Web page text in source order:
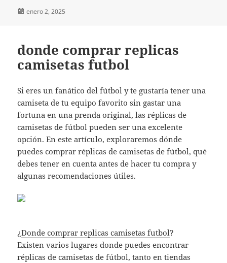
Publicado
enero 2, 2025
donde comprar replicas
camisetas futbol
Si eres un fanático del fútbol y te gustaría tener una
camiseta de tu equipo favorito sin gastar una
fortuna en una prenda original, las réplicas de
camisetas de fútbol pueden ser una excelente
opción. En este artículo, exploraremos dónde
puedes comprar réplicas de camisetas de fútbol, qué
debes tener en cuenta antes de hacer tu compra y
algunas recomendaciones útiles.
¿Donde comprar replicas camisetas futbol?
Existen varios lugares donde puedes encontrar
réplicas de camisetas de fútbol, tanto en tiendas